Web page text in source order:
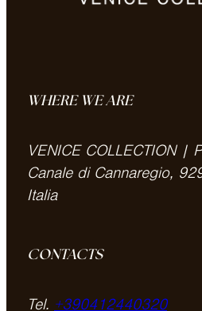
WHERE WE ARE
VENICE COLLECTION |
Canale di Cannaregio,
Italia
CONTACTS
Tel. +390412440320